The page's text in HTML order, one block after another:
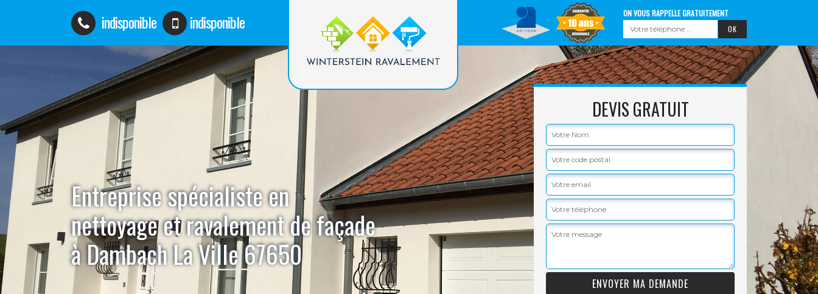
indisponible indisponible ON VOUS RAPPELLE GRATUITEMENT
Entreprise spécialiste en
nettoyage et ravalement de façade
à Dambach La Ville 67650
DEVIS GRATUIT